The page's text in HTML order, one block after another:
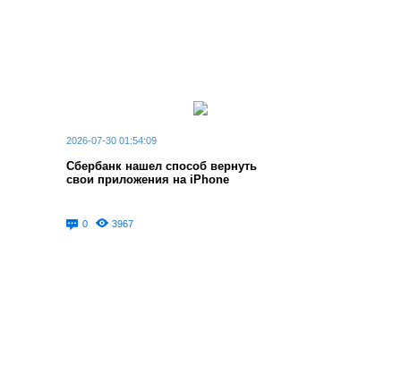
2026-07-30 01:54:09
Сбербанк нашел способ вернуть
свои приложения на iPhone
0 3967